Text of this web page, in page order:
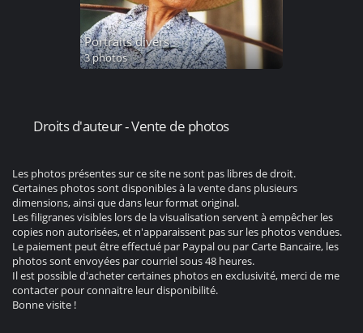
Portraits divers
3 photos
Droits d'auteur - Vente de photos
Les photos présentes sur ce site ne sont pas libres de droit.
Certaines photos sont disponibles à la vente dans plusieurs
dimensions, ainsi que dans leur format original.
Les filigranes visibles lors de la visualisation servent à empêcher les
copies non autorisées, et n'apparaissent pas sur les photos vendues.
Le paiement peut être effectué par Paypal ou par Carte Bancaire, les
photos sont envoyées par courriel sous 48 heures.
Il est possible d'acheter certaines photos en exclusivité, merci de me
contacter pour connaitre leur disponibilité.
Bonne visite !